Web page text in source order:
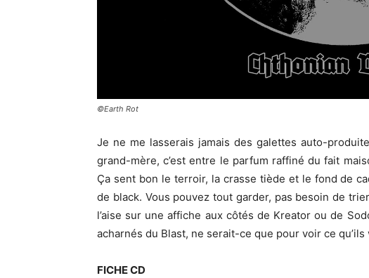
©Earth Rot
Je ne me lasserais jamais des galettes auto-
grand-mère, c’est entre le parfum raffiné du fait
Ça sent bon le terroir, la crasse tiède et le fond de
de black. Vous pouvez tout garder, pas besoin de
l’aise sur une affiche aux côtés de Kreator ou de
acharnés du Blast, ne serait-ce que pour voir ce
FICHE CD